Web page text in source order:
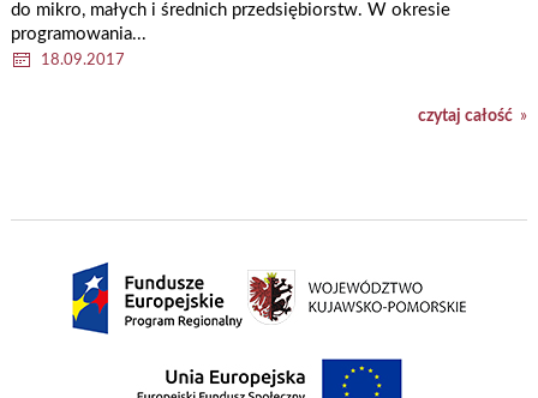
do mikro, małych i średnich przedsiębiorstw. W okresie
programowania...
18.09.2017
czytaj całość